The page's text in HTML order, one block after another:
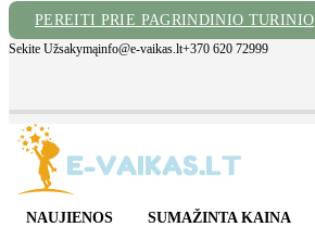
PEREITI PRIE PAGRINDINIO TURINIO
Sekite Užsakymąinfo@e-vaikas.lt+370 620 72999
NAUJIENOS SUMAŽINTA KAINA